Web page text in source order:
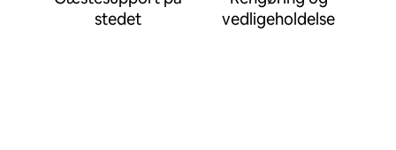
stedet
vedligeholdelse